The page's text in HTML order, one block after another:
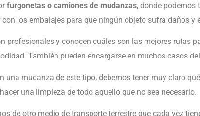
furgonetas o camiones de mudanzas, donde podemos
con los embalajes para que ningún objeto sufra daños
profesionales y conocen cuáles son las mejores rutas
También pueden encargarse en muchos casos
una mudanza de este tipo, debemos tener muy claro
una limpieza de todo aquello que no sea necesario.
de otro medio de transporte terrestre que cada vez